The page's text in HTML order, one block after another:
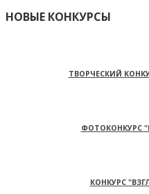
НОВЫЕ КОНКУРСЫ
ТВОРЧЕСКИЙ
ФОТОКОНКУРС
КОНКУРС